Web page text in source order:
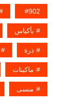
902
بأكياس
ذرة
ماكينات
منسى